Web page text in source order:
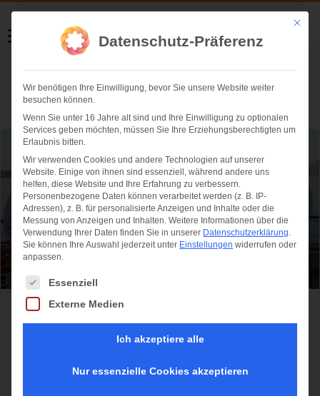
Helmut Swoboda
Fotografie
Herzlich willkommen
Konzertfotos
Mit
Datenschutz-Präferenz
Wir benötigen Ihre Einwilligung, bevor Sie unsere Website weiter
besuchen können.
Wenn Sie unter 16 Jahre alt sind und Ihre Einwilligung zu optionalen
Services geben möchten, müssen Sie Ihre Erziehungsberechtigten um
Erlaubnis bitten.
Wir verwenden Cookies und andere Technologien auf unserer
Website. Einige von ihnen sind essenziell, während andere uns
helfen, diese Website und Ihre Erfahrung zu verbessern.
Personenbezogene Daten können verarbeitet werden (z. B. IP-
Adressen), z. B. für personalisierte Anzeigen und Inhalte oder die
Messung von Anzeigen und Inhalten. Weitere Informationen über die
Verwendung Ihrer Daten finden Sie in unserer Datenschutzerklärung.
Sie können Ihre Auswahl jederzeit unter Einstellungen widerrufen oder
anpassen.
Es folgt eine Liste der Service-Gruppen, für die eine Einwilligung
Essenziell
Externe Medien
Ich akzeptiere alle
Nur essenzielle Cookies akzeptieren